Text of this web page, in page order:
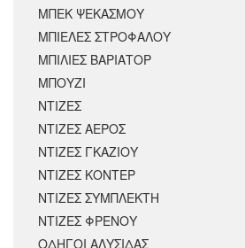
ΜΠΕΚ ΨΕΚΑΣΜΟΥ
ΜΠΙΕΛΕΣ ΣΤΡΟΦΑΛΟΥ
ΜΠΙΛΙΕΣ ΒΑΡΙΑΤΟΡ
ΜΠΟΥΖΙ
ΝΤΙΖΕΣ
ΝΤΙΖΕΣ ΑΕΡΟΣ
ΝΤΙΖΕΣ ΓΚΑΖΙΟΥ
ΝΤΙΖΕΣ ΚΟΝΤΕΡ
ΝΤΙΖΕΣ ΣΥΜΠΛΕΚΤΗ
ΝΤΙΖΕΣ ΦΡΕΝΟΥ
ΟΔΗΓΟΙ ΑΛΥΣΙΔΑΣ